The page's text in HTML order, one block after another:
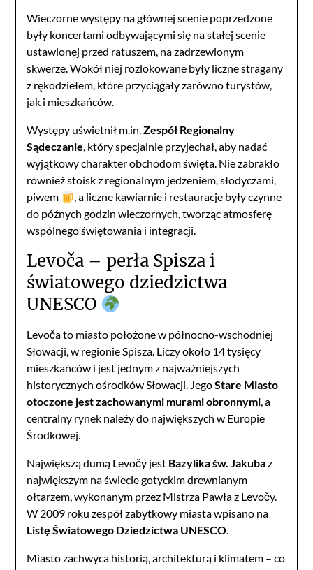
Wieczorne występy na głównej scenie poprzedzone
były koncertami odbywającymi się na stałej scenie
ustawionej przed ratuszem, na zadrzewionym
skwerze. Wokół niej rozlokowane były liczne stragany
z rękodziełem, które przyciągały zarówno turystów,
jak i mieszkańców.
Występy uświetnił m.in.Zespół Regionalny
Sądeczanie, który specjalnie przyjechał, aby nadać
wyjątkowy charakter obchodom święta. Nie zabrakło
również stoisk z regionalnym jedzeniem, słodyczami,
piwem
, a liczne kawiarnie i restauracje były czynne
do późnych godzin wieczornych, tworząc atmosferę
wspólnego świętowania i integracji.
Levoča – perła Spisza i
światowego dziedzictwa
UNESCO
Levoča to miasto położone w północno-wschodniej
Słowacji, w regionie Spisza. Liczy około 14 tysięcy
mieszkańców i jest jednym z najważniejszych
historycznych ośrodków Słowacji. JegoStare Miasto
otoczone jest zachowanymi murami obronnymi, a
centralny rynek należy do największych w Europie
Środkowej.
Największą dumą Levočy jest Bazylika św. Jakubaz
największym na świecie gotyckim drewnianym
ołtarzem, wykonanym przez Mistrza Pawła z Levočy.
W 2009 roku zespół zabytkowy miasta wpisano na
Listę Światowego Dziedzictwa UNESCO.
Miasto zachwyca historią, architekturą i klimatem – co